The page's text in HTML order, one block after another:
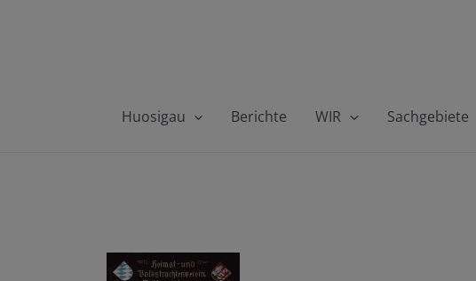
Huosigau Berichte WIR Sachgebiete